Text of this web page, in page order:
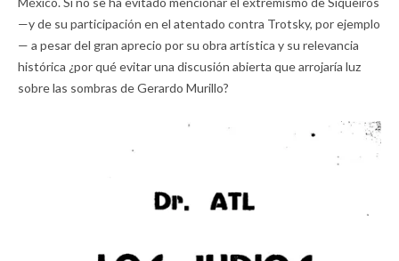
—y de su participación en el atentado contra Trotsky, por ejemplo
— a pesar del gran aprecio por su obra artística y su relevancia
histórica ¿por qué evitar una discusión abierta que arrojaría luz
sobre las sombras de Gerardo Murillo?